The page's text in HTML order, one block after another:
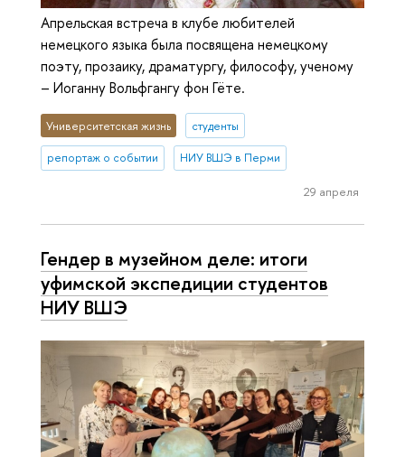
Апрельская встреча в клубе любителей
немецкого языка была посвящена немецкому
поэту, прозаику, драматургу, философу, ученому
– Иоганну Вольфгангу фон Гёте.
Университетская жизнь студенты
репортаж о событии НИУ ВШЭ в Перми
29 апреля
Гендер в музейном деле: итоги
уфимской экспедиции студентов
НИУ ВШЭ